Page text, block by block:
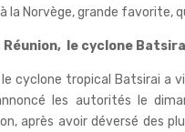
Norvège, grande favorite,
le cyclone
cyclone tropical Batsirai a
les autorités le
après avoir déversé des